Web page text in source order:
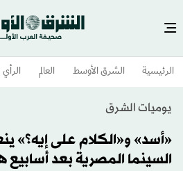
الرئيسية الشرق الأوسط​ العالم الرأي
يوميات الشرق
«أسد» و«الكلام على إيه؟»
السينما المصرية بعد أسابيع